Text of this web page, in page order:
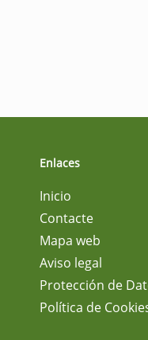
Enlaces
Inicio
Contacte
Mapa web
Aviso legal
Protección de
Política de